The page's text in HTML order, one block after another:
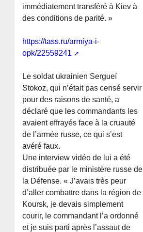
immédiatement transféré à Kiev à
des conditions de parité. »
https://tass.ru/armiya-i-
opk/22559241
Le soldat ukrainien Sergueï
Stokoz, qui n’était pas censé servir
pour des raisons de santé, a
déclaré que les commandants les
avaient effrayés face à la cruauté
de l’armée russe, ce qui s’est
avéré faux.
Une interview vidéo de lui a été
distribuée par le ministère russe de
la Défense. « J’avais très peur
d’aller combattre dans la région de
Koursk, je devais simplement
courir, le commandant l’a ordonné
et je suis parti après l’assaut de